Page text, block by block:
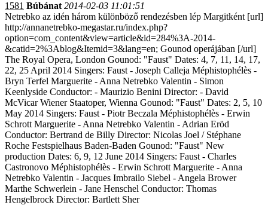
1581 Búbánat 2014-02-03 11:01:51
Netrebko az idén három különböző rendezésben lép Margitként [url]
http://annanetrebko-megastar.ru/index.php?
option=com_content&view=article&id=284%3A-2014-
&catid=2%3Ablog&Itemid=3&lang=en; Gounod operájában [/url]
The Royal Opera, London Gounod: "Faust" Dates: 4, 7, 11, 14, 17,
22, 25 April 2014 Singers: Faust - Joseph Calleja Méphistophélès -
Bryn Terfel Marguerite - Anna Netrebko Valentin - Simon
Keenlyside Conductor: - Maurizio Benini Director: - David
McVicar Wiener Staatoper, Wienna Gounod: "Faust" Dates: 2, 5, 10
May 2014 Singers: Faust - Piotr Beczala Méphistophélès - Erwin
Schrott Marguerite - Anna Netrebko Valentin - Adrian Eröd
Conductor: Bertrand de Billy Director: Nicolas Joel / Stéphane
Roche Festspielhaus Baden-Baden Gounod: "Faust" New
production Dates: 6, 9, 12 June 2014 Singers: Faust - Charles
Castronovo Méphistophélès - Erwin Schrott Marguerite - Anna
Netrebko Valentin - Jacques Imbrailo Siebel - Angela Brower
Marthe Schwerlein - Jane Henschel Conductor: Thomas
Hengelbrock Director: Bartlett Sher